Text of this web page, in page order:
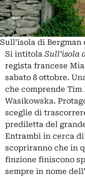
Sull’isola di
Si intitola Sull’isola
regista francese
sabato 8 ottobre.
che comprende
Wasikowska.
sceglie di
prediletta del
Entrambi in cerca
scopriranno che in
finzione finiscono
sempre in nome